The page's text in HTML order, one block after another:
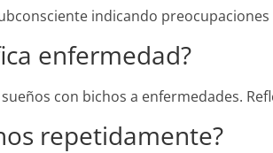
indicando
enfermedad?
con bichos a enfermedades.
repetidamente?